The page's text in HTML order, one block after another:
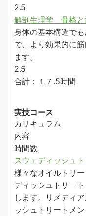
2.5
解剖生理学 骨格と
身体の基本構造で
で、より効果的に
ます。
2.5
合計：１７.5時間
実技コース
カリキュラム
内容
時間数
スウェディッシュ
様々なオイルトリ
ディッシュトリー
します。リメディ
ッシュトリートメ